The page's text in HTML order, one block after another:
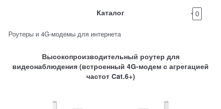
Каталог 0
Роутеры и 4G-модемы для интернета
Высокопроизводительный роутер для
видеонаблюдения (встроенный 4G-модем с агрегацией
частот Cat.6+)